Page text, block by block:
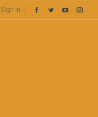
Sign In